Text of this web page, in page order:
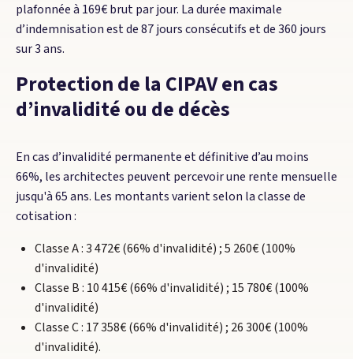
plafonnée à 169€ brut par jour. La durée maximale
d’indemnisation est de 87 jours consécutifs et de 360 jours
sur 3 ans.
Protection de la CIPAV en cas
d’invalidité ou de décès
En cas d’invalidité permanente et définitive d’au moins
66%, les architectes peuvent percevoir une rente mensuelle
jusqu'à 65 ans. Les montants varient selon la classe de
cotisation :
Classe A : 3 472€ (66% d'invalidité) ; 5 260€ (100%
d'invalidité)
Classe B : 10 415€ (66% d'invalidité) ; 15 780€ (100%
d'invalidité)
Classe C : 17 358€ (66% d'invalidité) ; 26 300€ (100%
d'invalidité).